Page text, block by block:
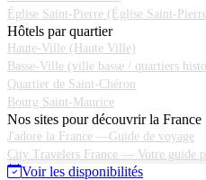
Église Saint-Pierre (Église Saint-
Hôtels par quartier
Haute-Ville (Haute Ville)
Basse-Ville (ville basse / quartiers
Quartier de Saint-Chéron
Bourg Saint-Maurice
Nos sites pour découvrir la France
J'adore la France —Guide de voyage
City Travelers France — Votre guide
Voir les disponibilités